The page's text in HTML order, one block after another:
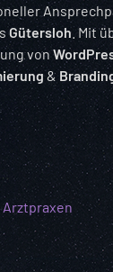
Gütersloh. Mit
von
&